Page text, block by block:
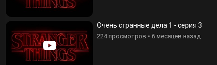
Очень странные дела 1 - серия 3
224 просмотров • 6 месяцев назад